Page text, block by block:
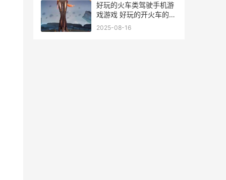
好玩的火车类驾驶手机游
戏游戏 好玩的开火车的游
戏
2025-08-16